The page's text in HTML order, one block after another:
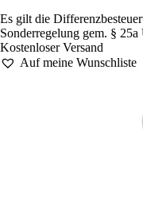
Es gilt die
Sonderregelung gem. § 25a
Kostenloser Versand
Auf meine Wunschliste